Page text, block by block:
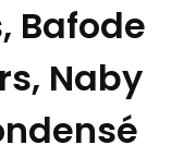
Bafode
Naby